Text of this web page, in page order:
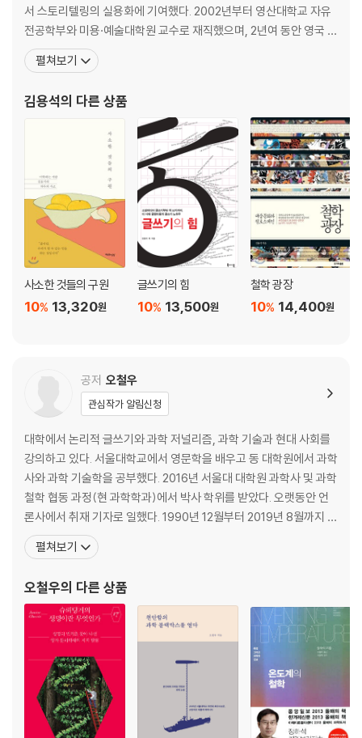
서 스토리텔링의 실용화에 기여했다. 2002년부터 영산대학교 자유
전공학부와 미용·예술대학원 교수로 재직했으며, 2년여 동안 영국 옥
스퍼드 대학교와 미국 워싱턴 대학교(UW)에서 연구했다. 2017년
몸담았던 대학교에서 정년 퇴임을 하였고, 이제 인간 삶의 다양한 차
한 예술가들이 전유해오던 아름다움을 일반 사람들의 ‘
펼쳐보기
김용석의 다른 상품
사소한 것들의 구원
13,320원
10%
글쓰기의 힘
13,500원
10%
철학 광장
14,400원
10%
공저 오철우
관심작가 알림신청
대학에서 논리적 글쓰기와 과학 저널리즘, 과학 기술과 현대 사회를
강의하고 있다. 서울대학교에서 영문학을 배우고 동 대학원에서 과학
사와 과학 기술학을 공부했다. 2016년 서울대 대학원 과학사 및 과학
철학 협동 과정(현 과학학과)에서 박사 학위를 받았다. 오랫동안 언
론사에서 취재 기자로 일했다. 1990년 12월부터 2019년 8월까지 한
겨레신문사에서 주로 과학 담당 기자로 일했다. 2009년부터 8년 동
안 한겨레 과학 웹진 ‘사이언스온( scienceon.hani.co.kr)’을 운영
산균이 지배하는 신비
펼쳐보기
오철우의 다른 상품